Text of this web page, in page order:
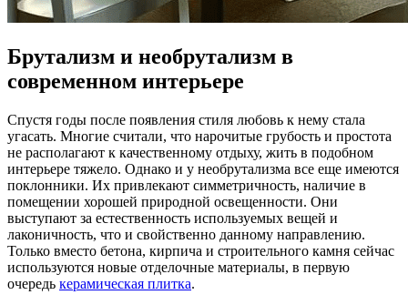
Брутализм и необрутализм в
современном интерьере
Спустя годы после появления стиля любовь к нему стала
угасать. Многие считали, что нарочитые грубость и простота
не располагают к качественному отдыху, жить в подобном
интерьере тяжело. Однако и у необрутализма все еще имеются
поклонники. Их привлекают симметричность, наличие в
помещении хорошей природной освещенности. Они
выступают за естественность используемых вещей и
лаконичность, что и свойственно данному направлению.
Только вместо бетона, кирпича и строительного камня сейчас
используются новые отделочные материалы, в первую
очередь керамическая плитка.